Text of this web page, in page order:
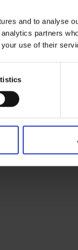
and to analyse
partners
use of their